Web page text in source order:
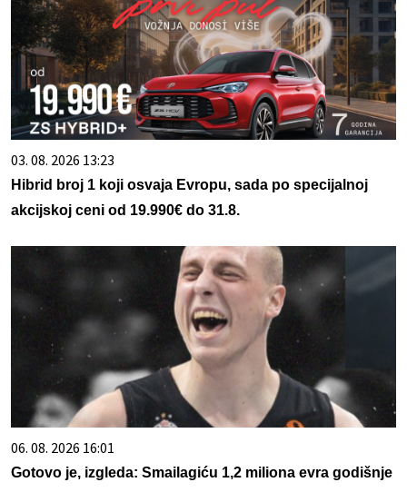
03. 08. 2026 13:23
Hibrid broj 1 koji osvaja Evropu, sada po specijalnoj
akcijskoj ceni od 19.990€ do 31.8.
06. 08. 2026 16:01
Gotovo je, izgleda: Smailagiću 1,2 miliona evra godišnje